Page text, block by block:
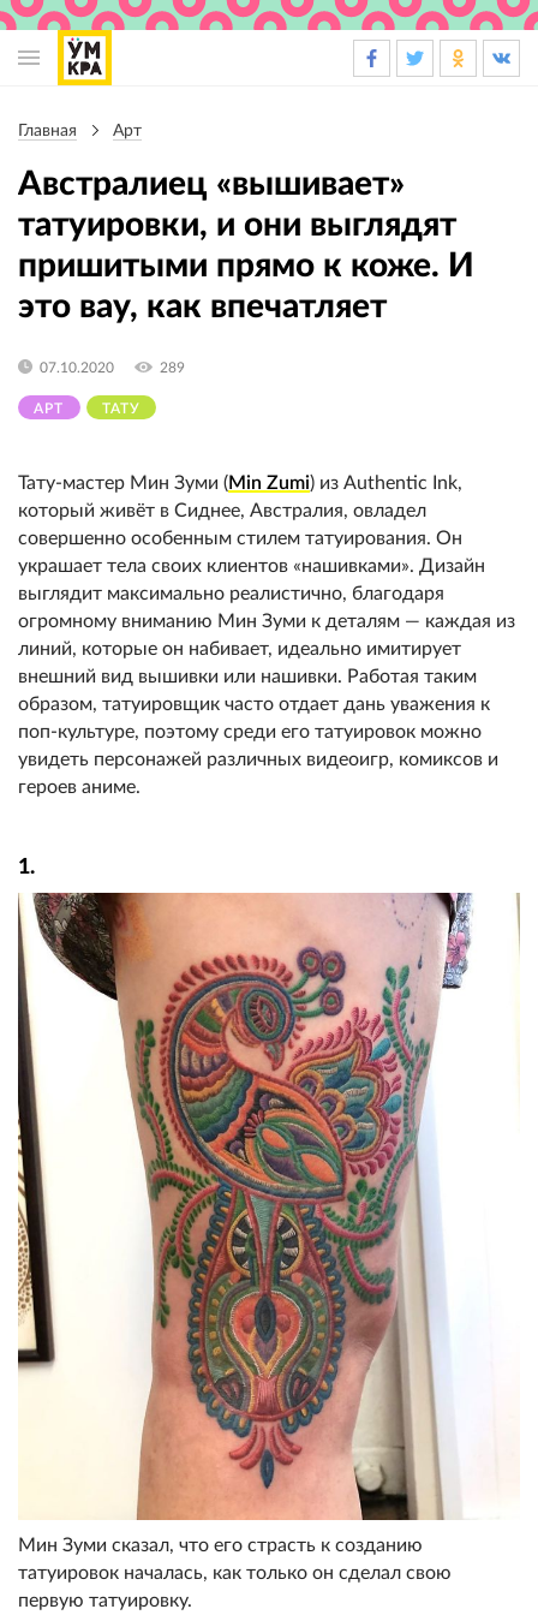
навигации
Главная Арт
Австралиец «вышивает»
татуировки, и они выглядят
пришитыми прямо к коже. И
это вау, как впечатляет
АРТ ТАТУ
07.10.2020 289
Тату-мастер Мин Зуми (Min Zumi) из Authentic Ink,
который живёт в Сиднее, Австралия, овладел
совершенно особенным стилем татуирования. Он
украшает тела своих клиентов «нашивками». Дизайн
выглядит максимально реалистично, благодаря
огромному вниманию Мин Зуми к деталям — каждая из
линий, которые он набивает, идеально имитирует
внешний вид вышивки или нашивки. Работая таким
образом, татуировщик часто отдает дань уважения к
поп-культуре, поэтому среди его татуировок можно
увидеть персонажей различных видеоигр, комиксов и
героев аниме.
1.
Мин Зуми сказал, что его страсть к созданию
татуировок началась, как только он сделал свою
первую татуировку.